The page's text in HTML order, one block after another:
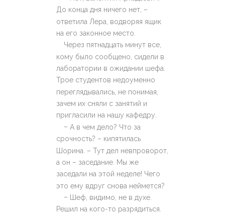
До конца дня ничего нет, –
ответила Лера, водворяя ящик
на его законное место.
Через пятнадцать минут все,
кому было сообщено, сидели в
лаборатории в ожидании шефа.
Трое студентов недоуменно
переглядывались, не понимая,
зачем их сняли с занятий и
пригласили на нашу кафедру.
– А в чем дело? Что за
срочность? – кипятилась
Шорина. – Тут дел невпроворот,
а он – заседание. Мы же
заседали на этой неделе! Чего
это ему вдруг снова неймется?
– Шеф, видимо, не в духе.
Решил на кого-то разрядиться.